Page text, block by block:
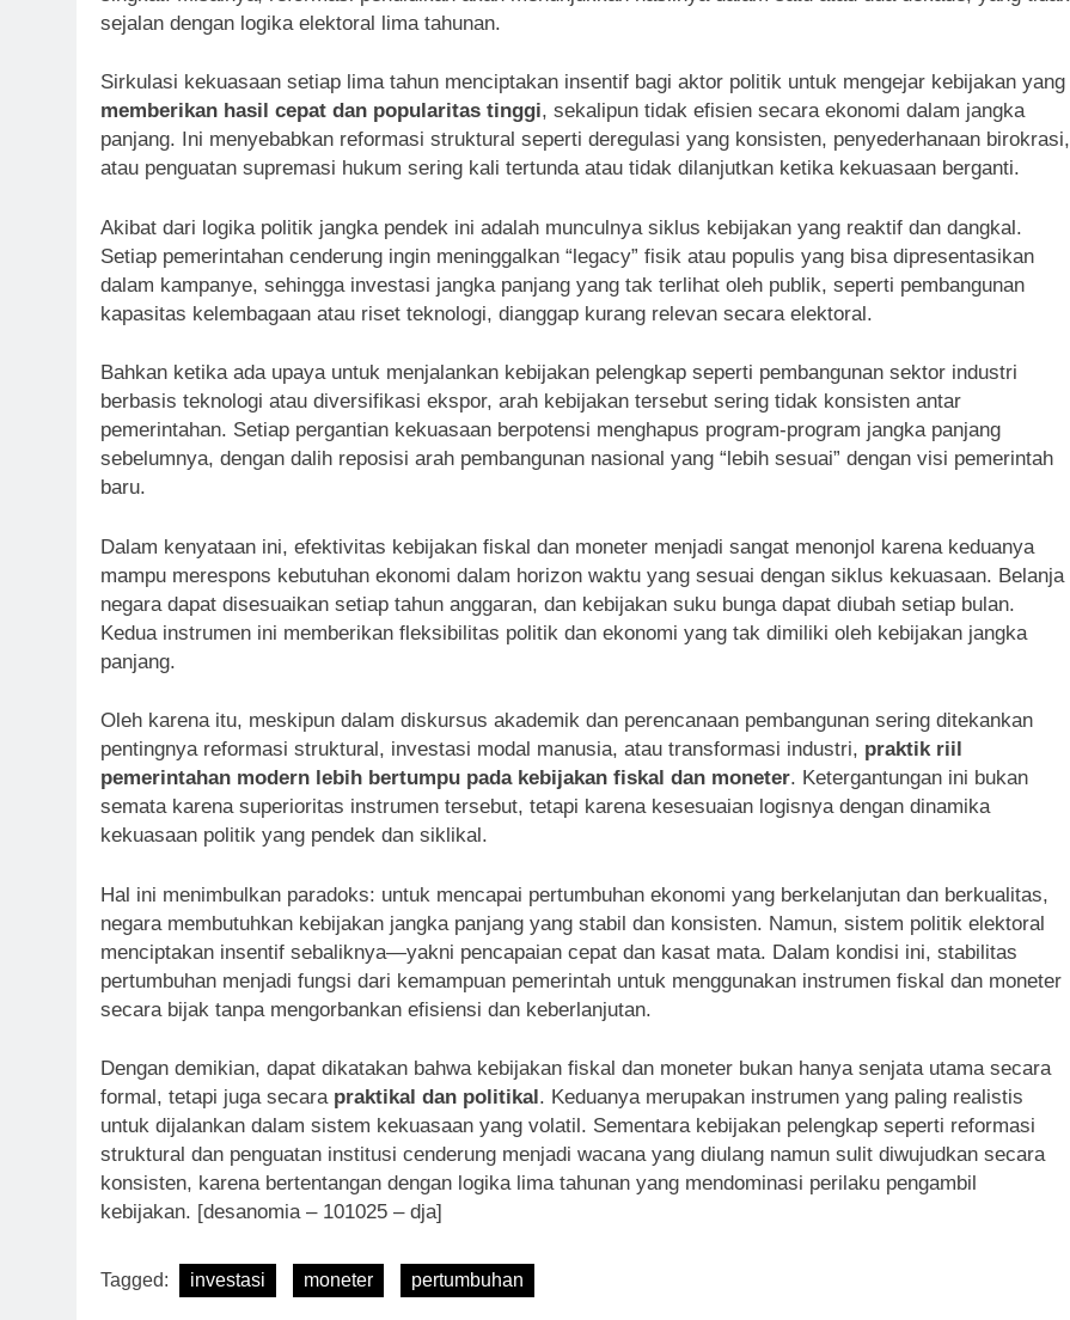
sejalan dengan logika elektoral lima tahunan.
Sirkulasi kekuasaan setiap lima tahun menciptakan insentif bagi aktor politik untuk mengejar kebijakan yang
memberikan hasil cepat dan popularitas tinggi, sekalipun tidak efisien secara ekonomi dalam jangka
panjang. Ini menyebabkan reformasi struktural seperti deregulasi yang konsisten, penyederhanaan birokrasi,
atau penguatan supremasi hukum sering kali tertunda atau tidak dilanjutkan ketika kekuasaan berganti.
Akibat dari logika politik jangka pendek ini adalah munculnya siklus kebijakan yang reaktif dan dangkal.
Setiap pemerintahan cenderung ingin meninggalkan “legacy” fisik atau populis yang bisa dipresentasikan
dalam kampanye, sehingga investasi jangka panjang yang tak terlihat oleh publik, seperti pembangunan
kapasitas kelembagaan atau riset teknologi, dianggap kurang relevan secara elektoral.
Bahkan ketika ada upaya untuk menjalankan kebijakan pelengkap seperti pembangunan sektor industri
berbasis teknologi atau diversifikasi ekspor, arah kebijakan tersebut sering tidak konsisten antar
pemerintahan. Setiap pergantian kekuasaan berpotensi menghapus program-program jangka panjang
sebelumnya, dengan dalih reposisi arah pembangunan nasional yang “lebih sesuai” dengan visi pemerintah
baru.
Dalam kenyataan ini, efektivitas kebijakan fiskal dan moneter menjadi sangat menonjol karena keduanya
mampu merespons kebutuhan ekonomi dalam horizon waktu yang sesuai dengan siklus kekuasaan. Belanja
negara dapat disesuaikan setiap tahun anggaran, dan kebijakan suku bunga dapat diubah setiap bulan.
Kedua instrumen ini memberikan fleksibilitas politik dan ekonomi yang tak dimiliki oleh kebijakan jangka
panjang.
Oleh karena itu, meskipun dalam diskursus akademik dan perencanaan pembangunan sering ditekankan
pentingnya reformasi struktural, investasi modal manusia, atau transformasi industri, praktik riil
pemerintahan modern lebih bertumpu pada kebijakan fiskal dan moneter. Ketergantungan ini bukan
semata karena superioritas instrumen tersebut, tetapi karena kesesuaian logisnya dengan dinamika
kekuasaan politik yang pendek dan siklikal.
Hal ini menimbulkan paradoks: untuk mencapai pertumbuhan ekonomi yang berkelanjutan dan berkualitas,
negara membutuhkan kebijakan jangka panjang yang stabil dan konsisten. Namun, sistem politik elektoral
menciptakan insentif sebaliknya—yakni pencapaian cepat dan kasat mata. Dalam kondisi ini, stabilitas
pertumbuhan menjadi fungsi dari kemampuan pemerintah untuk menggunakan instrumen fiskal dan moneter
secara bijak tanpa mengorbankan efisiensi dan keberlanjutan.
Dengan demikian, dapat dikatakan bahwa kebijakan fiskal dan moneter bukan hanya senjata utama secara
formal, tetapi juga secara praktikal dan politikal. Keduanya merupakan instrumen yang paling realistis
untuk dijalankan dalam sistem kekuasaan yang volatil. Sementara kebijakan pelengkap seperti reformasi
struktural dan penguatan institusi cenderung menjadi wacana yang diulang namun sulit diwujudkan secara
konsisten, karena bertentangan dengan logika lima tahunan yang mendominasi perilaku pengambil
kebijakan. [desanomia – 101025 – dja]
Tagged: investasi moneter pertumbuhan